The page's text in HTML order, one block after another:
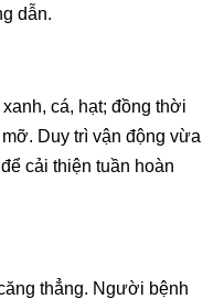
dẫn.
cá, hạt; đồng thời
Duy trì vận động vừa
cải thiện tuần hoàn
thẳng. Người bệnh